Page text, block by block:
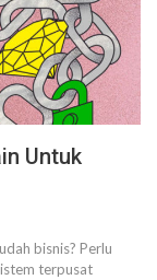
Untuk
bisnis? Perlu
terpusat